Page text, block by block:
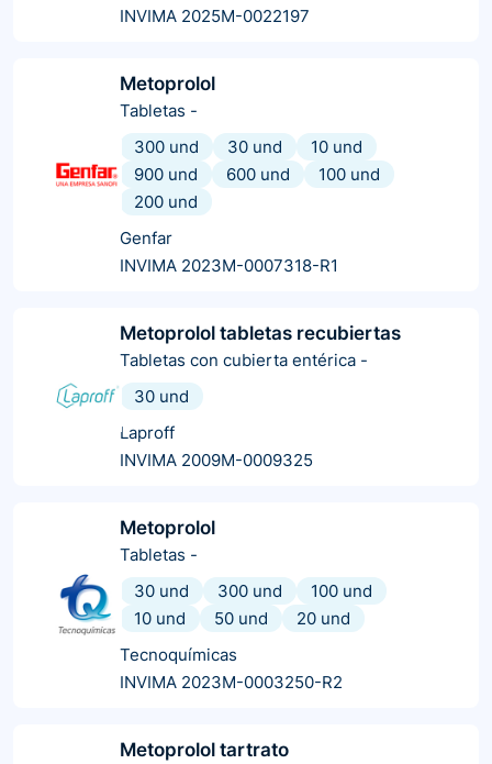
INVIMA 2025M-0022197
Metoprolol
Tabletas -
300 und
30 und
10 und
900 und
600 und
100 und
200 und
Genfar
INVIMA 2023M-0007318-R1
Metoprolol tabletas recubiertas
Tabletas con cubierta entérica -
30 und
Laproff
INVIMA 2009M-0009325
Metoprolol
Tabletas -
30 und
300 und
100 und
10 und
50 und
20 und
Tecnoquímicas
INVIMA 2023M-0003250-R2
Metoprolol tartrato